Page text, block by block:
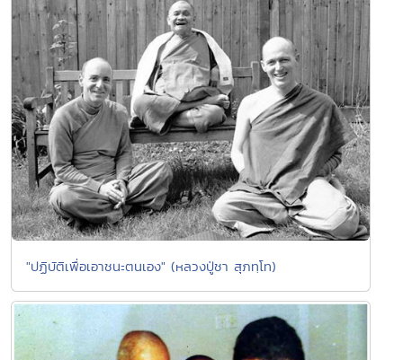
"ปฏิบัติเพื่อเอาชนะตนเอง" (หลวงปู่ชา สุภทฺโท)